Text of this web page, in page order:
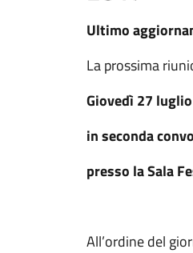
Ultimo
La prossima
Giovedì 27
in seconda
presso la Sala
All’ordine del